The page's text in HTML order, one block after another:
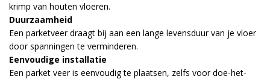
krimp van houten vloeren.
Duurzaamheid
Een parketveer draagt bij aan een lange levensduur van je vloer
door spanningen te verminderen.
Eenvoudige installatie
Een parket veer is eenvoudig te plaatsen, zelfs voor doe-het-